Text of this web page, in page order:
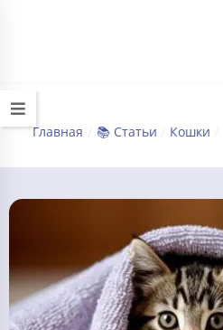
Главная 📚 Статьи Кошки